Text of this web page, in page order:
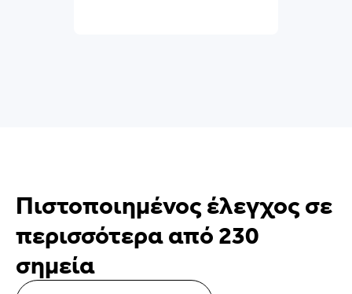
Πιστοποιημένος έλεγχος σε
περισσότερα από 230
σημεία